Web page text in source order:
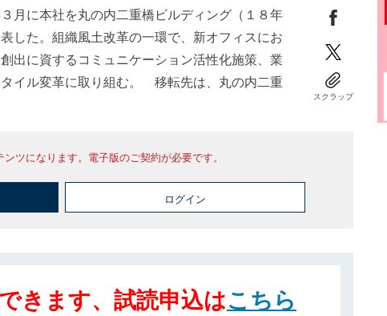
月に本社を丸の内二重橋ビルディング（１８年
した。組織風土改革の一環で、新オフィスにお
出に資するコミュニケーション活性化施策、業
イル変革に取り組む。 移転先は、丸の内二重
スクラップ
ツになります。電子版のご契約が必要です。
ログイン
きます、試読申込はこちら